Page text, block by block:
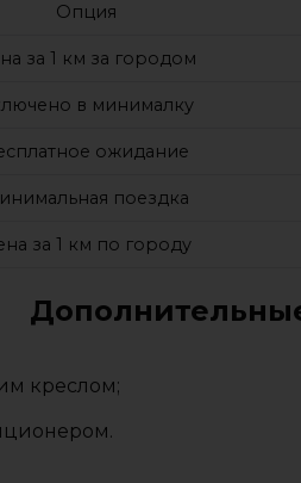
Опция
за 1 км за городом
в минималку
ожидание
поездка
за 1 км по городу
креслом;